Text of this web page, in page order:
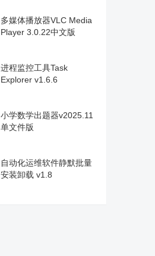
多媒体播放器VLC Media
Player 3.0.22中文版
进程监控工具Task
Explorer v1.6.6
小学数学出题器v2025.11
单文件版
自动化运维软件静默批量
安装卸载 v1.8